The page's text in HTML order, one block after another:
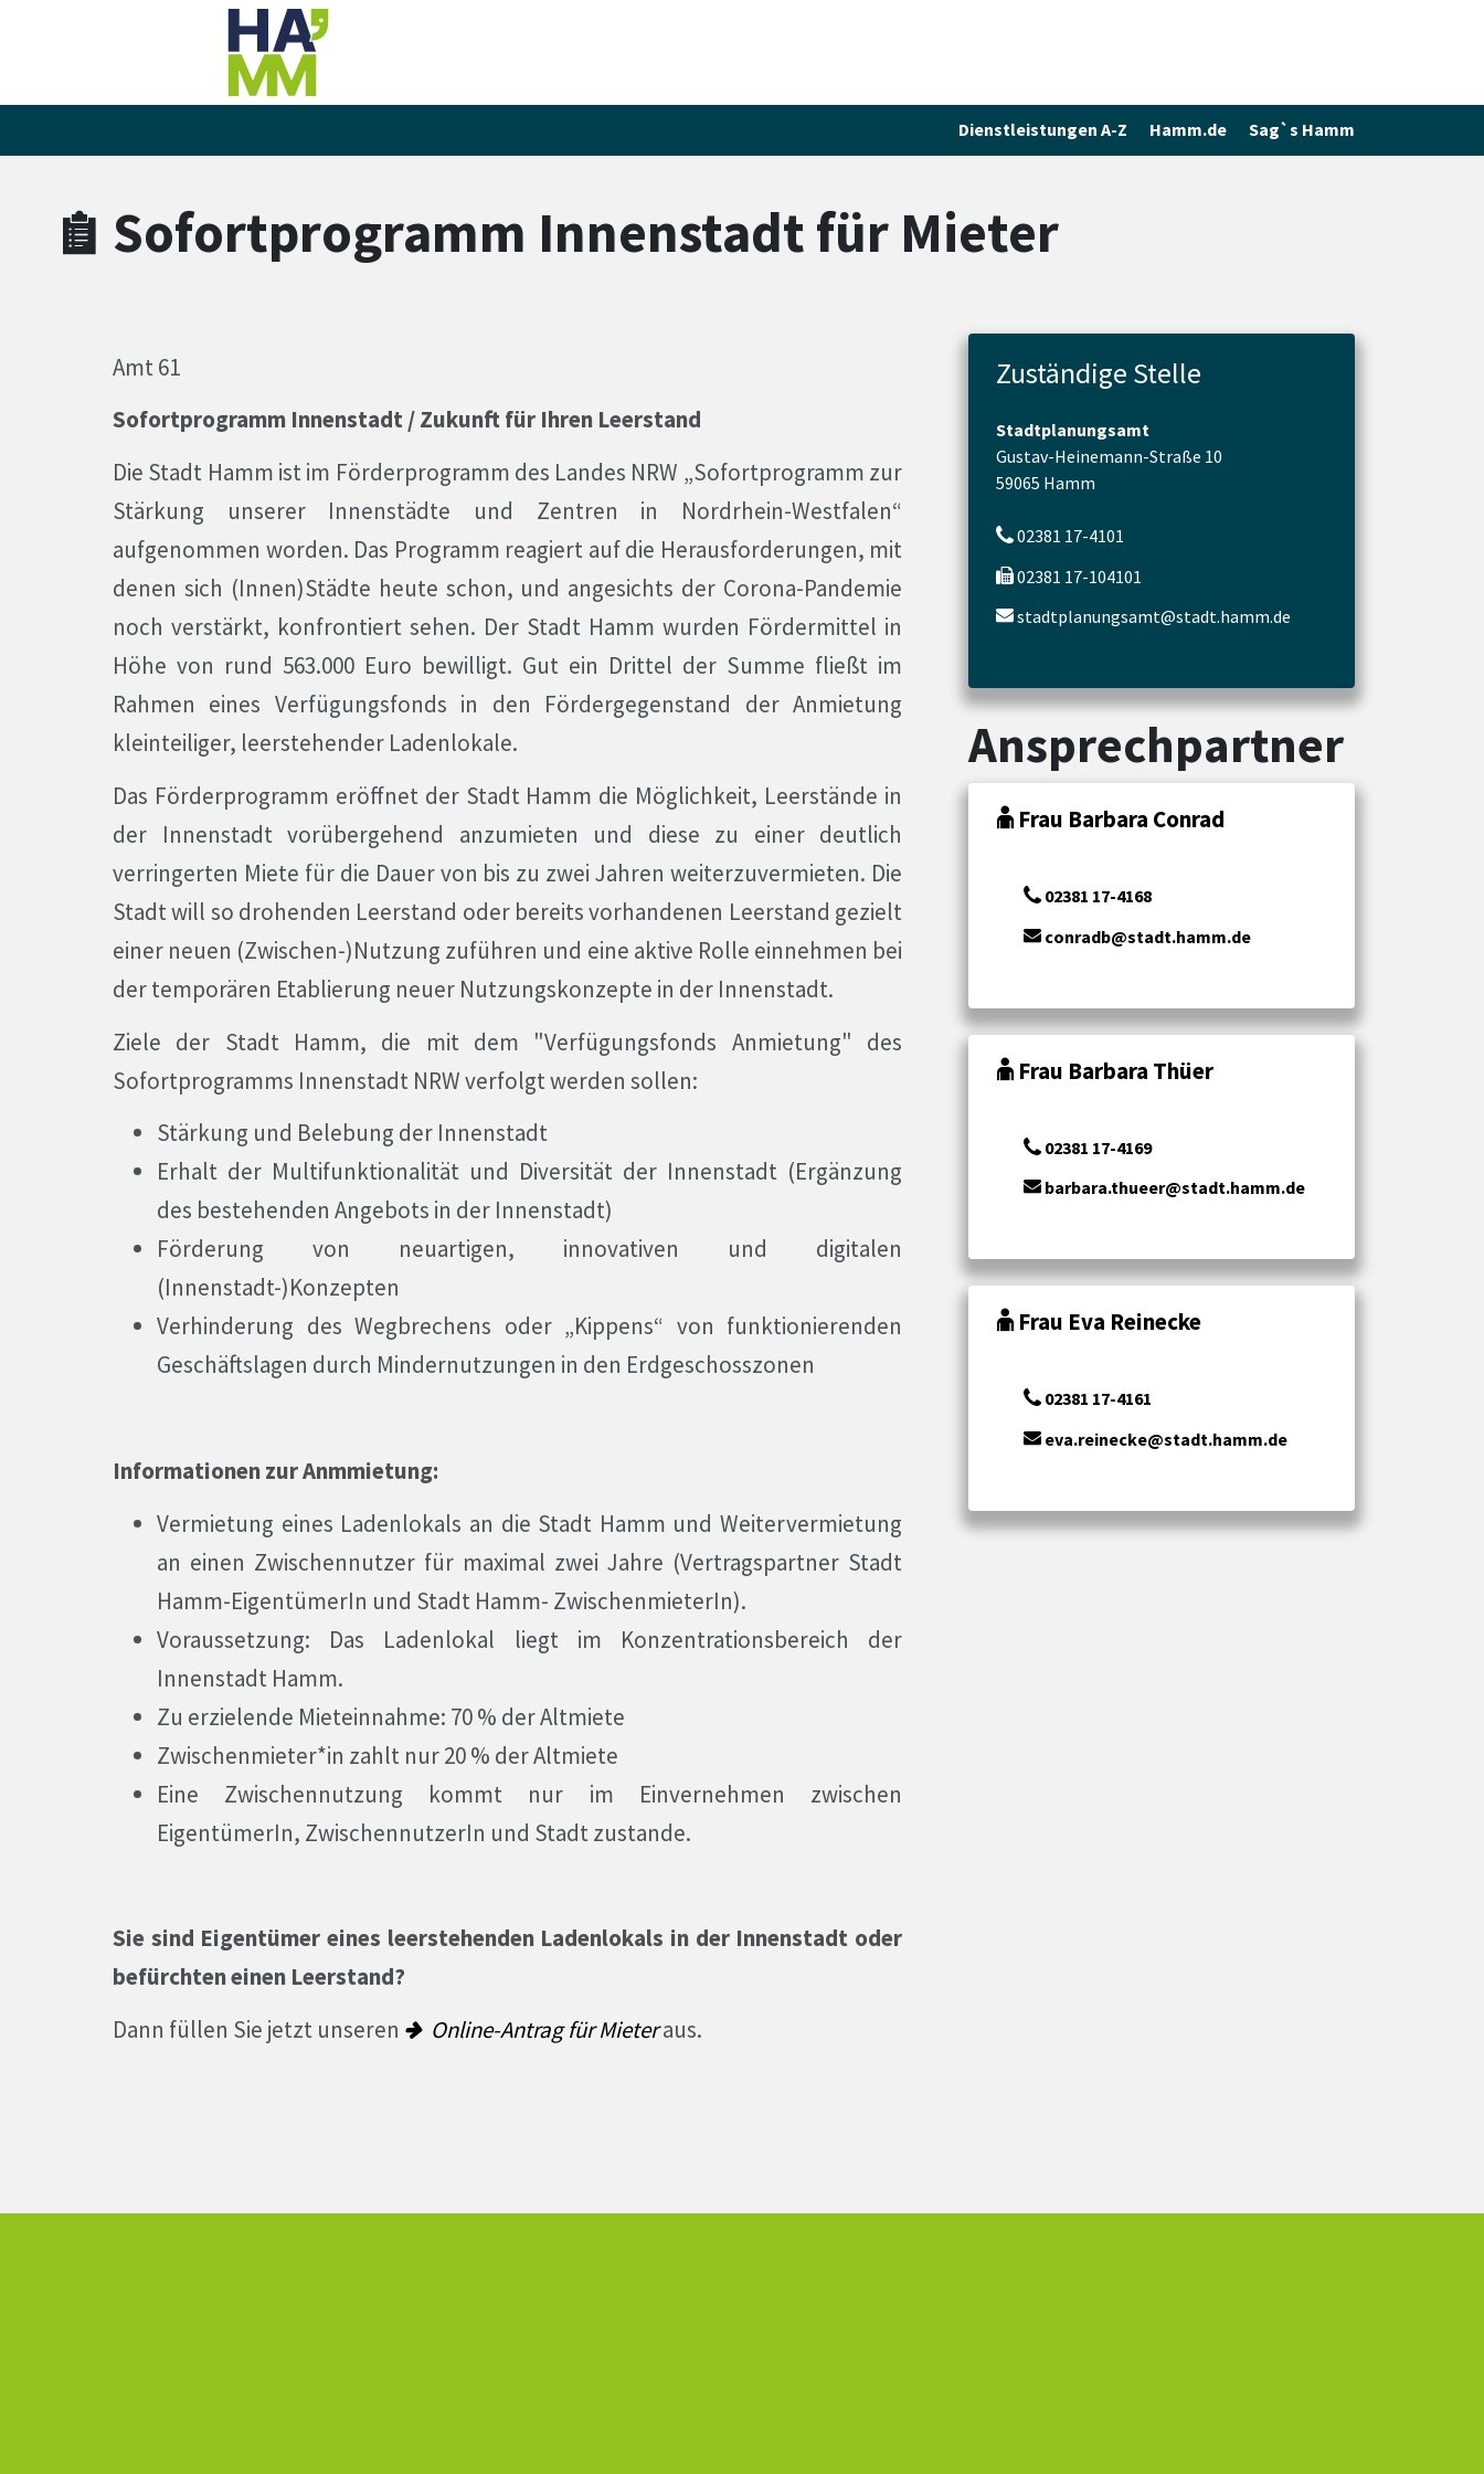
Zum Hauptinhalt
Dienstleistungen A-Z Hamm.de Sag`s Hamm
Sofortprogramm Innenstadt für Mieter
Amt 61
Sofortprogramm Innenstadt / Zukunft für Ihren Leerstand
Die Stadt Hamm ist im Förderprogramm des Landes NRW „Sofortprogramm zur
Stärkung unserer Innenstädte und Zentren in Nordrhein-Westfalen“
aufgenommen worden. Das Programm reagiert auf die Herausforderungen, mit
denen sich (Innen)Städte heute schon, und angesichts der Corona-Pandemie
noch verstärkt, konfrontiert sehen. Der Stadt Hamm wurden Fördermittel in
Höhe von rund 563.000 Euro bewilligt. Gut ein Drittel der Summe fließt im
Rahmen eines Verfügungsfonds in den Fördergegenstand der Anmietung
kleinteiliger, leerstehender Ladenlokale.
Das Förderprogramm eröffnet der Stadt Hamm die Möglichkeit, Leerstände in
der Innenstadt vorübergehend anzumieten und diese zu einer deutlich
verringerten Miete für die Dauer von bis zu zwei Jahren weiterzuvermieten. Die
Stadt will so drohenden Leerstand oder bereits vorhandenen Leerstand gezielt
einer neuen (Zwischen-)Nutzung zuführen und eine aktive Rolle einnehmen bei
der temporären Etablierung neuer Nutzungskonzepte in der Innenstadt.
Ziele der Stadt Hamm, die mit dem "Verfügungsfonds Anmietung" des
Sofortprogramms Innenstadt NRW verfolgt werden sollen:
Stärkung und Belebung der Innenstadt
Erhalt der Multifunktionalität und Diversität der Innenstadt (Ergänzung
des bestehenden Angebots in der Innenstadt)
Förderung von neuartigen, innovativen und digitalen
(Innenstadt-)Konzepten
Verhinderung des Wegbrechens oder „Kippens“ von funktionierenden
Geschäftslagen durch Mindernutzungen in den Erdgeschosszonen
Informationen zur Anmmietung:
Vermietung eines Ladenlokals an die Stadt Hamm und Weitervermietung
an einen Zwischennutzer für maximal zwei Jahre (Vertragspartner Stadt
Hamm-EigentümerIn und Stadt Hamm- ZwischenmieterIn).
Voraussetzung: Das Ladenlokal liegt im Konzentrationsbereich der
Innenstadt Hamm.
Zu erzielende Mieteinnahme: 70 % der Altmiete
Zwischenmieter*in zahlt nur 20 % der Altmiete
Eine Zwischennutzung kommt nur im Einvernehmen zwischen
EigentümerIn, ZwischennutzerIn und Stadt zustande.
Sie sind Eigentümer eines leerstehenden Ladenlokals in der Innenstadt oder
befürchten einen Leerstand?
Dann füllen Sie jetzt unseren
Online-Antrag für Mieteraus.
Zuständige Stelle
Stadtplanungsamt
Gustav-Heinemann-Straße 10
59065 Hamm
02381 17-4101
02381 17-104101
stadtplanungsamt@stadt.hamm.de
Ansprechpartner
Frau Barbara Conrad
02381 17-4168
conradb@stadt.hamm.de
Frau Barbara Thüer
02381 17-4169
barbara.thueer@stadt.hamm.de
Frau Eva Reinecke
02381 17-4161
eva.reinecke@stadt.hamm.de